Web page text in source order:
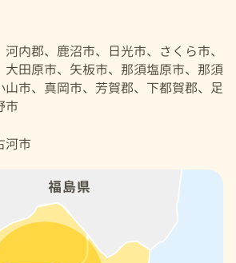
内郡、鹿沼市、日光市、さくら市、
大田原市、矢板市、那須塩原市、那須
山市、真岡市、芳賀郡、下都賀郡、足
市
河市